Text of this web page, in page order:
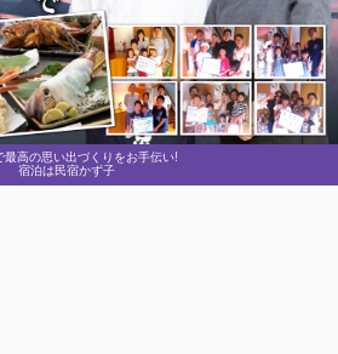
最高の思い出づくりをお手伝い!
宿泊は民宿かず子